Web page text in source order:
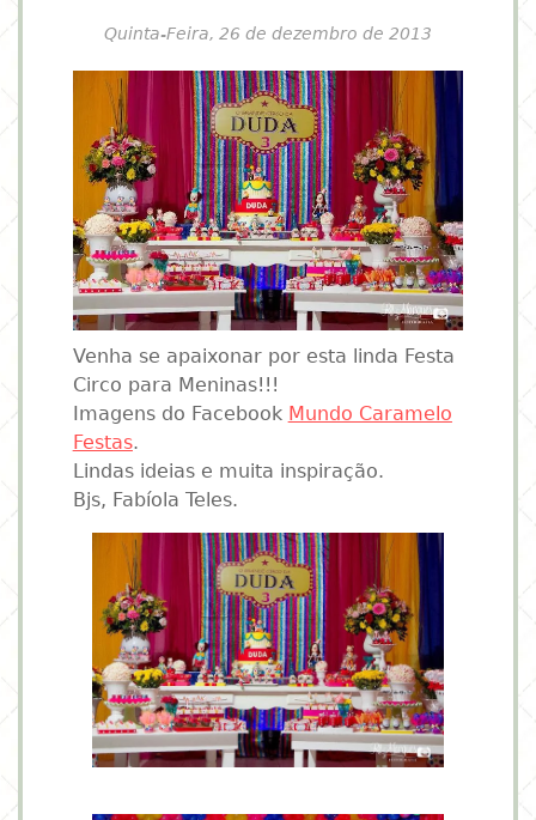
Quinta-Feira, 26 de dezembro de 2013
Venha se apaixonar por esta linda Festa
Circo para Meninas!!!
Imagens do Facebook Mundo Caramelo
Festas.
Lindas ideias e muita inspiração.
Bjs, Fabíola Teles.